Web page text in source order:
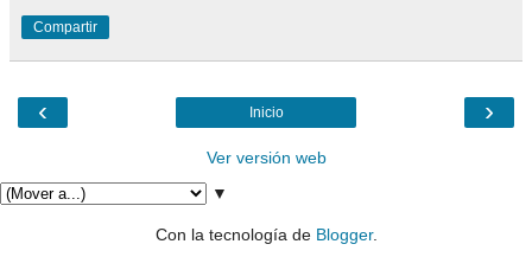
Compartir
‹ ›
Inicio
Ver versión web
▼
Con la tecnología de Blogger.